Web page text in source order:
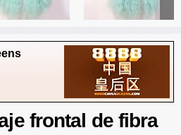
frontal de fibra